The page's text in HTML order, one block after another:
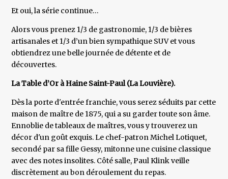
Et oui, la série continue…
Alors vous prenez 1/3 de gastronomie, 1/3 de bières
artisanales et 1/3 d’un bien sympathique SUV et vous
obtiendrez une belle journée de détente et de
découvertes.
La Table d’Or à Haine Saint-Paul (La Louvière).
Dès la porte d'entrée franchie, vous serez séduits par cette
maison de maître de 1875, qui a su garder toute son âme.
Ennoblie de tableaux de maîtres, vous y trouverez un
décor d'un goût exquis. Le chef-patron Michel Lotiquet,
secondé par sa fille Gessy, mitonne une cuisine classique
avec des notes insolites. Côté salle, Paul Klink veille
discrètement au bon déroulement du repas.